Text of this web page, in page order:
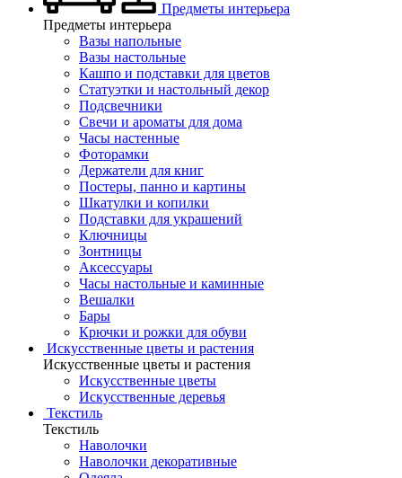
Предметы интерьера
Предметы интерьера
Вазы напольные
Вазы настольные
Кашпо и подставки для цветов
Статуэтки и настольный декор
Подсвечники
Свечи и ароматы для дома
Часы настенные
Фоторамки
Держатели для книг
Постеры, панно и картины
Шкатулки и копилки
Подставки для украшений
Ключницы
Зонтницы
Аксессуары
Часы настольные и каминные
Вешалки
Бары
Крючки и рожки для обуви
Искусственные цветы и растения
Искусственные цветы и растения
Искусственные цветы
Искусcтвенные деревья
Текстиль
Текстиль
Наволочки
Наволочки декоративные